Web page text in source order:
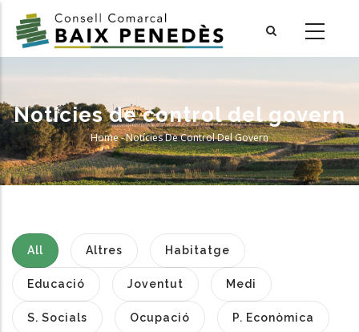
main
Notícies de control del govern
Breadcrumb
Home-Notícies De Control Del Govern
All Altres Habitatge
Educació Joventut Medi
S. Socials Ocupació P. Econòmica